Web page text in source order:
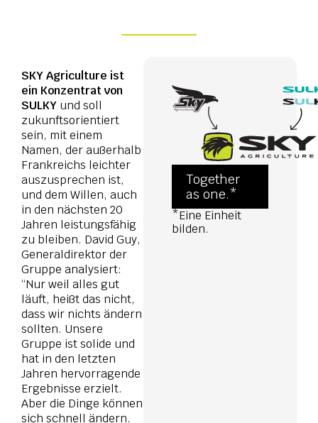
SKY Agriculture ist
ein Konzentrat von
SULKY und soll
zukunftsorientiert
sein, mit einem
Namen, der außerhalb
Frankreichs leichter
auszusprechen ist,
und dem Willen, auch
in den nächsten 20
Jahren leistungsfähig
zu bleiben. David Guy,
Generaldirektor der
Gruppe analysiert:
“Nur weil alles gut
läuft, heißt das nicht,
dass wir nichts ändern
sollten. Unsere
Gruppe ist solide und
hat in den letzten
Jahren hervorragende
Ergebnisse erzielt.
Aber die Dinge können
sich schnell ändern.
Together
as one.*
*Eine Einheit
bilden.